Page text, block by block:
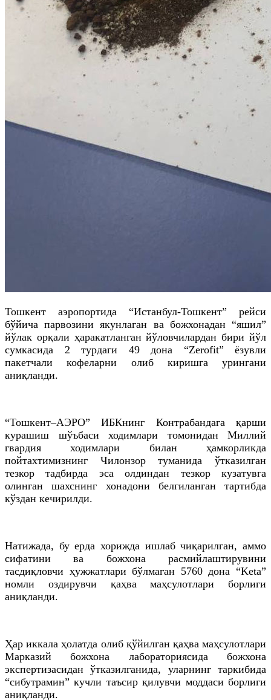
Тошкент аэропортида “Истанбул-Тошкент” рейси
бўйича парвозини якунлаган ва божхонадан “яшил”
йўлак орқали ҳаракатланган йўловчилардан бири йўл
сумкасида 2 турдаги 49 дона “Zerofit” ёзувли
пакетчали кофеларни олиб киришга урингани
аниқланди.
“Тошкент–АЭРО” ИБКнинг Контрабандага қарши
курашиш шўъбаси ходимлари томонидан Миллий
гвардия ходимлари билан ҳамкорликда
пойтахтимизнинг Чилонзор туманида ўтказилган
тезкор тадбирда эса олдиндан тезкор кузатувга
олинган шахснинг хонадони белгиланган тартибда
кўздан кечирилди.
Натижада, бу ерда хорижда ишлаб чиқарилган, аммо
сифатини ва божхона расмийлаштирувини
тасдиқловчи ҳужжатлари бўлмаган 5760 дона “Keta”
номли оздирувчи қаҳва маҳсулотлари борлиги
аниқланди.
Ҳар иккала ҳолатда олиб қўйилган қаҳва маҳсулотлари
Марказий божхона лабораториясида божхона
экспертизасидан ўтказилганида, уларнинг таркибида
“сибутрамин” кучли таъсир қилувчи моддаси борлиги
аниқланди.